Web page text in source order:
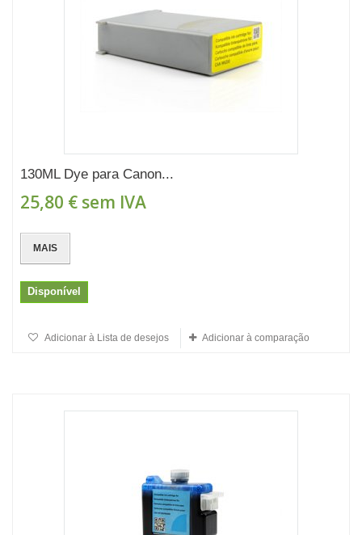
130ML Dye para Canon...
25,80 € sem IVA
MAIS
Disponível
Adicionar à Lista de desejos Adicionar à comparação